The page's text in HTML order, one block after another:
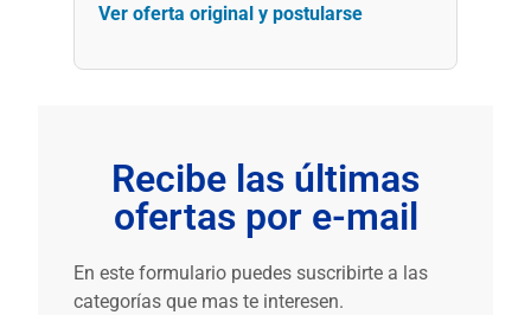
Ver oferta original y postularse
Recibe las últimas
ofertas por e-mail
En este formulario puedes suscribirte a las
categorías que mas te interesen.